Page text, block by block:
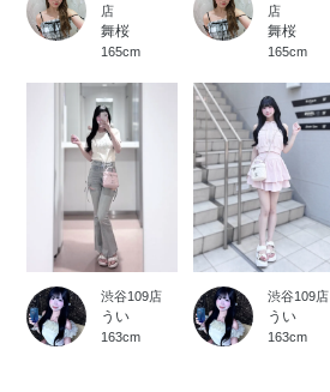
店
舞桜
165cm
店
舞桜
165cm
渋谷109店
うい
163cm
渋谷109店
うい
163cm